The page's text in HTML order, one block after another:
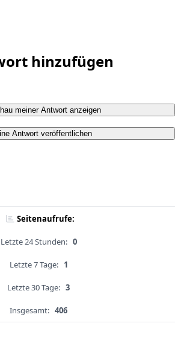
hinzufügen
meiner Antwort anzeigen
Antwort veröffentlichen
Seitenaufrufe:
Letzte 24 Stunden: 0
Letzte 7 Tage: 1
Letzte 30 Tage: 3
Insgesamt: 406